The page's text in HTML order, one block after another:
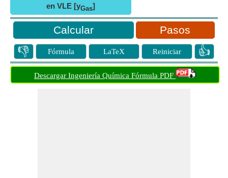
en VLE [yGas]
Pasos
👎 Fórmula LaTeX Reiniciar 👍
Descargar Ingeniería Química Fórmula PDF